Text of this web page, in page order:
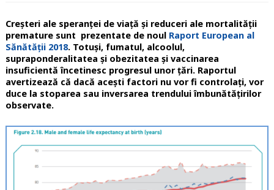
Creșteri ale speranței de viață și reduceri ale mortalității
premature sunt prezentate de noul Raport European al
Sănătății 2018. Totuși, fumatul, alcoolul,
supraponderalitatea și obezitatea și vaccinarea
insuficientă încetinesc progresul unor țări. Raportul
avertizează că dacă acești factori nu vor fi controlați, vor
duce la stoparea sau inversarea trendului îmbunătățirilor
observate.